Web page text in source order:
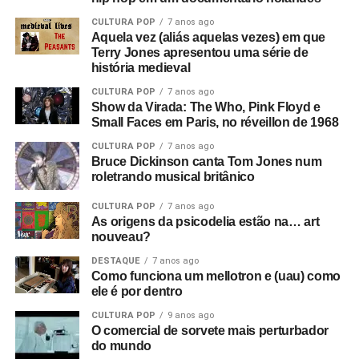
é o consumismo – o novo fascismo! Nesse ponto, era
algo local, mas dava a sensação de que algo muito ruim
estava acontecendo e que se tornaria maior.
Então você tem essa coisa de lei e ordem, esse fascismo
corporativo, e aí eu corto para a banda na sala de ensaio.
Parece ótimo, bem underground. Sabe, underground no
sentido político, tipo a resistência francesa. Mas esse era
um underground cultural. Eles eram a resistência contra
tudo isso lá fora.
O que era que havia de tão especial no Joy Division?
Eles eram simplesmente poderosos demais. Eu sabia
que eles iam bombar. Não havia motivo para pensar isso,
na verdade, só tinha umas dez pessoas no Factory Club.
Eu não conseguia acreditar. Eu simplesmente sabia que
aquilo era a nova onda. Era isso. Eles eram muito mais
do que o punk tinha se tornado, que basicamente era só
CULTURA POP 7 anos ago
Aquela vez (aliás aquelas vezes) em que
Terry Jones apresentou uma série de
história medieval
CULTURA POP 7 anos ago
Show da Virada: The Who, Pink Floyd e
Small Faces em Paris, no réveillon de 1968
CULTURA POP 7 anos ago
Bruce Dickinson canta Tom Jones num
roletrando musical britânico
CULTURA POP 7 anos ago
As origens da psicodelia estão na… art
nouveau?
DESTAQUE 7 anos ago
Como funciona um mellotron e (uau) como
ele é por dentro
CULTURA POP 9 anos ago
O comercial de sorvete mais perturbador
do mundo